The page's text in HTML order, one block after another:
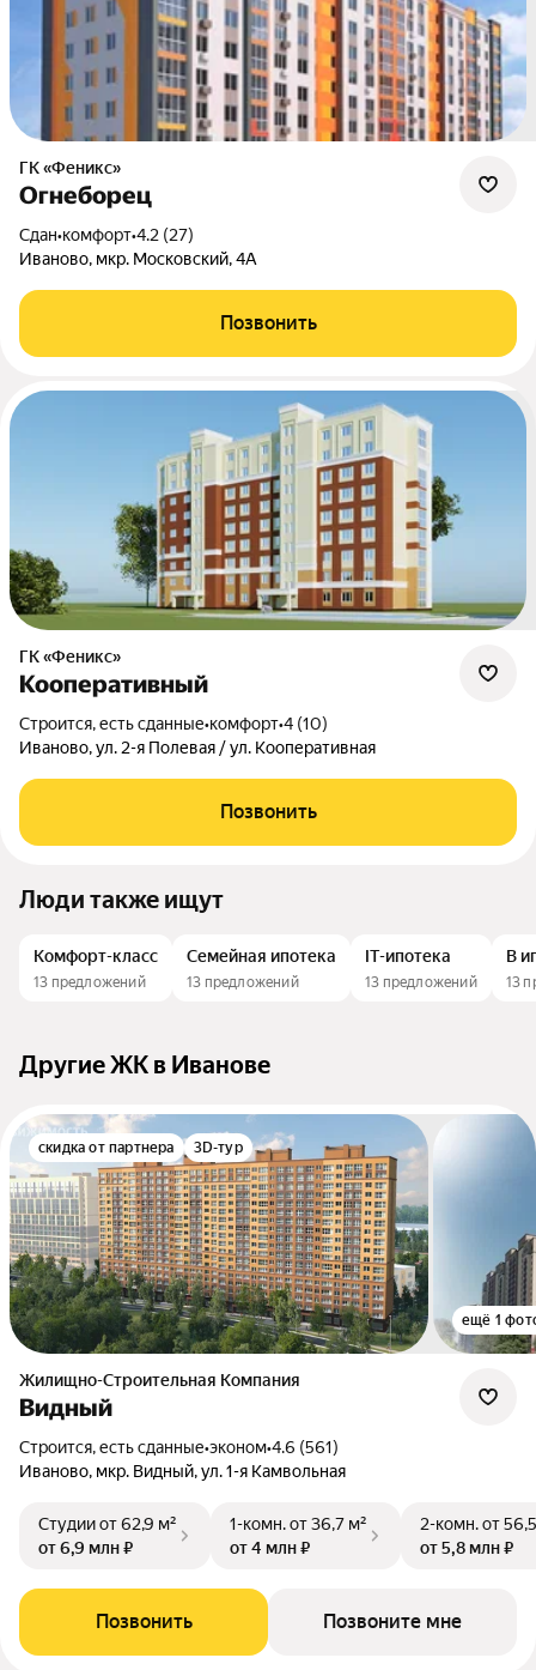
ГК «Феникс»
Огнеборец
Сдан•комфорт•4.2 (27)
Иваново, мкр. Московский, 4А
Позвонить
ГК «Феникс»
Кооперативный
Строится, есть сданные•комфорт•4 (10)
Иваново, ул. 2-я Полевая / ул. Кооперативная
Позвонить
Люди также ищут
Комфорт-класс
13 предложений
Семейная ипотека
13 предложений
IT-ипотека
13 предложений
В
13
Другие ЖК в Иванове
скидка от партнера 3D-тур
ещё 1
Жилищно-Строительная Компания
Видный
Строится, есть сданные•эконом•4.6 (561)
Иваново, мкр. Видный, ул. 1-я Камвольная
Студииот 62,9 м²
от 6,9 млн ₽
1-комн.от 36,7 м²
от 4 млн ₽
2-комн.от
от 5,8 млн ₽
Позвонить Позвоните мне